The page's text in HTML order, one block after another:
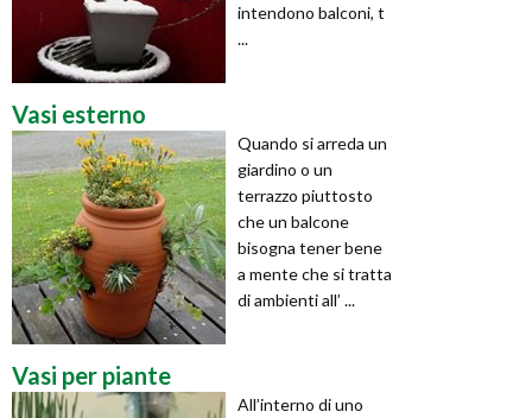
intendono balconi, t
...
Vasi esterno
Quando si arreda un
giardino o un
terrazzo piuttosto
che un balcone
bisogna tener bene
a mente che si tratta
di ambienti all’ ...
Vasi per piante
All’interno di uno